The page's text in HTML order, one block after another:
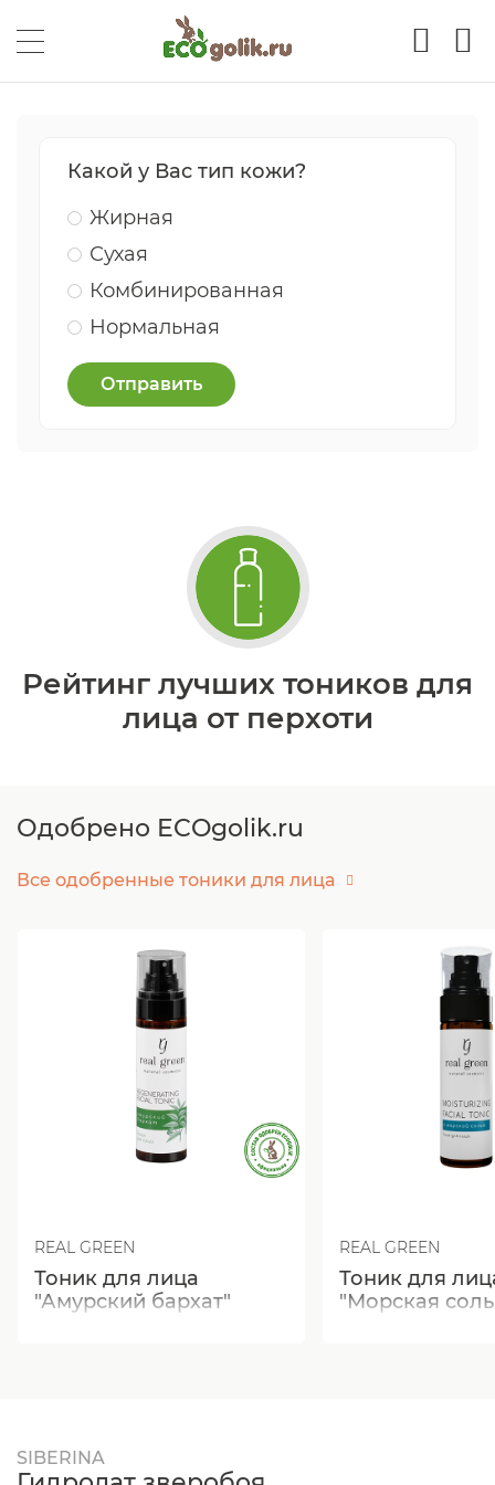
Какой у Вас тип кожи?
Жирная
Сухая
Комбинированная
Нормальная
Отправить
Рейтинг лучших тоников для
лица от перхоти
Одобрено ECOgolik.ru
Все одобренные тоники для лица
REAL GREEN
Тоник для лица
"Амурский бархат"
REAL GREEN
Тоник для
"Морская
SIBERINA